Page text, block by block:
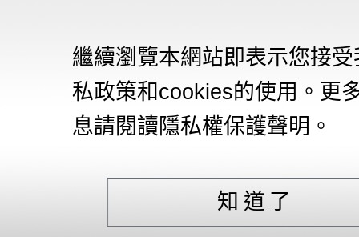
繼續瀏覽本網站即表示您接
私政策和cookies的使用。更
息請閱讀隱私權保護聲明。
知道了